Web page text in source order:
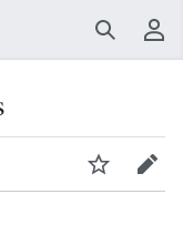
Buscar
Vigilar